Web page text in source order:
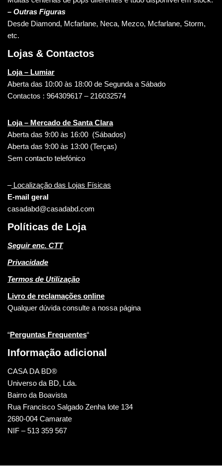
– Outras Figuras
Desde Diamond, Mcfarlane, Neca, Mezco, Mcfarlane, Storm,
etc.
Lojas & Contactos
Loja – Lumiar
Aberta das 10:00 às 18:00 de Segunda a Sábado
Contactos : 964309617 – 216032574
Loja – Mercado de Santa Clara
Aberta das 9:00 às 16:00 (Sábados)
Aberta das 9:00 às 13:00 (Terças)
Sem contacto telefónico
–Localização das Lojas Físicas
E-mail geral
casadabd@casadabd.com
Políticas de Loja
Seguir enc. CTT
Privacidade
Termos de Utilização
Livro de reclamações online
Qualquer dúvida consulte a nossa página
“Perguntas Frequentes“
Informação adicional
CASA DA BD®
Universo da BD, Lda.
Bairro da Boavista
Rua Francisco Salgado Zenha lote 134
2680-004 Camarate
NIF – 513 359 567